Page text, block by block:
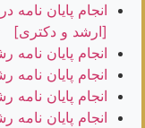
انجام پایان
[ارشد و دکتری]
انجام پایان
انجام پایان
انجام پایان
انجام پایان